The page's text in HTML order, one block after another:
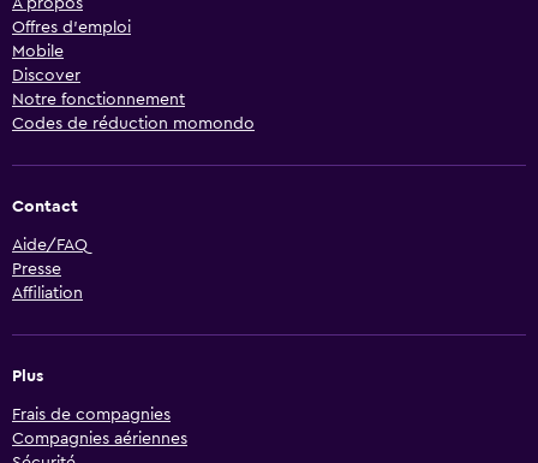
À propos
Offres d’emploi
Mobile
Discover
Notre fonctionnement
Codes de réduction momondo
Contact
Aide/FAQ
Presse
Affiliation
Plus
Frais de compagnies
Compagnies aériennes